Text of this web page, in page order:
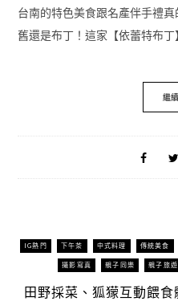
台南的特色美食跟名產伴手禮
舊還是布丁！這家【依蕾特布
繼
IG熱門 下午茶 中式料理 傳統美食
攝影寫真 親子同樂 親子旅遊
田野採菜、狐獴互動餵